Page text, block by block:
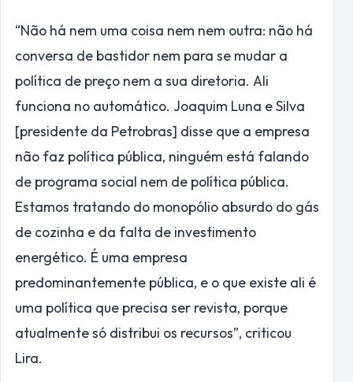
“Não há nem uma coisa nem nem outra: não há
conversa de bastidor nem para se mudar a
política de preço nem a sua diretoria. Ali
funciona no automático. Joaquim Luna e Silva
[presidente da Petrobras] disse que a empresa
não faz política pública, ninguém está falando
de programa social nem de política pública.
Estamos tratando do monopólio absurdo do gás
de cozinha e da falta de investimento
energético. É uma empresa
predominantemente pública, e o que existe ali é
uma política que precisa ser revista, porque
atualmente só distribui os recursos”, criticou
Lira.